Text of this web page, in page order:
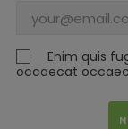
Enim quis
occaecat